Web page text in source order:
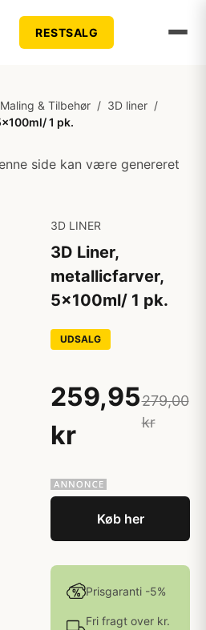
RESTSALG
Maling & Tilbehør / 3D liner /
1 pk.
side kan være genereret
3D LINER
3D Liner,
metallicfarver,
5x100ml/ 1 pk.
UDSALG
259,95
kr
279,00
kr
Køb her
Prisgaranti -5%
Fri fragt over kr.